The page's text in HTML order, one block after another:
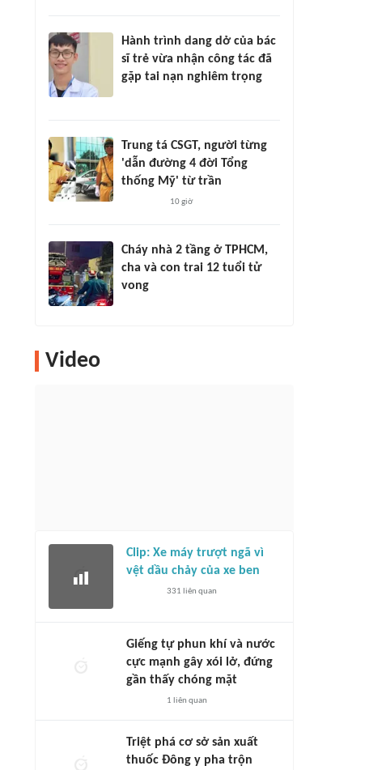
Hành trình dang dở của bác
sĩ trẻ vừa nhận công tác đã
gặp tai nạn nghiêm trọng
Trung tá CSGT, người từng
'dẫn đường 4 đời Tổng
thống Mỹ' từ trần
10 giờ
Cháy nhà 2 tầng ở TPHCM,
cha và con trai 12 tuổi tử
vong
Video
Clip: Xe máy trượt ngã vì
vệt dầu chảy của xe ben
331 liên quan
Giếng tự phun khí và nước
cực mạnh gây xói lở, đứng
gần thấy chóng mặt
1 liên quan
Triệt phá cơ sở sản xuất
thuốc Đông y pha trộn